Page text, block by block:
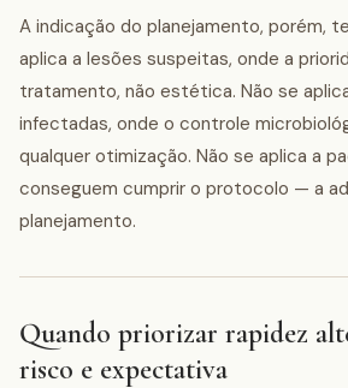
A indicação do planejamento, porém,
aplica a lesões suspeitas, onde a
tratamento, não estética. Não se
infectadas, onde o controle
qualquer otimização. Não se aplica a
conseguem cumprir o protocolo — a
planejamento.
Quando priorizar rapidez
risco e expectativa